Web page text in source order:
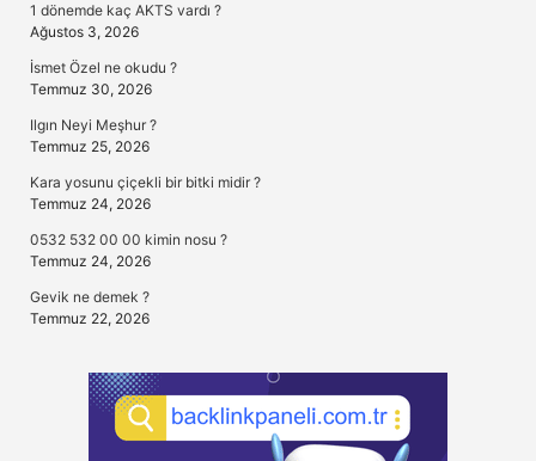
1 dönemde kaç AKTS vardı ?
Ağustos 3, 2026
İsmet Özel ne okudu ?
Temmuz 30, 2026
Ilgın Neyi Meşhur ?
Temmuz 25, 2026
Kara yosunu çiçekli bir bitki midir ?
Temmuz 24, 2026
0532 532 00 00 kimin nosu ?
Temmuz 24, 2026
Gevik ne demek ?
Temmuz 22, 2026